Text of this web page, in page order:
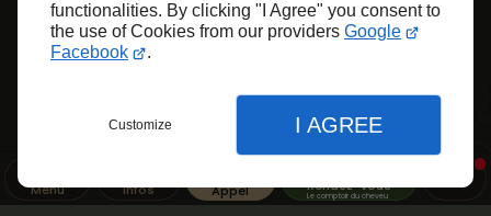
functionalities. By clicking "I Agree" you consent to
the use of Cookies from our providers Google
Facebook
.
Customize I AGREE
Menu Infos Appel Rendez-vous